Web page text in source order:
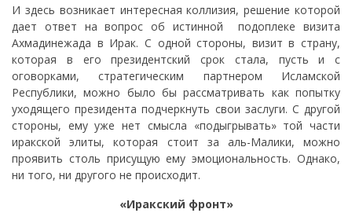
И здесь возникает интересная коллизия, решение которой
дает ответ на вопрос об истинной подоплеке визита
Ахмадинежада в Ирак. С одной стороны, визит в страну,
которая в его президентский срок стала, пусть и с
оговорками, стратегическим партнером Исламской
Республики, можно было бы рассматривать как попытку
уходящего президента подчеркнуть свои заслуги. С другой
стороны, ему уже нет смысла «подыгрывать» той части
иракской элиты, которая стоит за аль-Малики, можно
проявить столь присущую ему эмоциональность. Однако,
ни того, ни другого не происходит.
«Иракский фронт»